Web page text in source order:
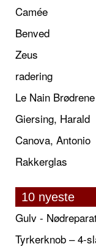
Camée
Benved
Zeus
radering
Le Nain Brødrene
Giersing, Harald
Canova, Antonio
Rakkerglas
10 nyeste
Gulv -
Tyrkerknob – 4-